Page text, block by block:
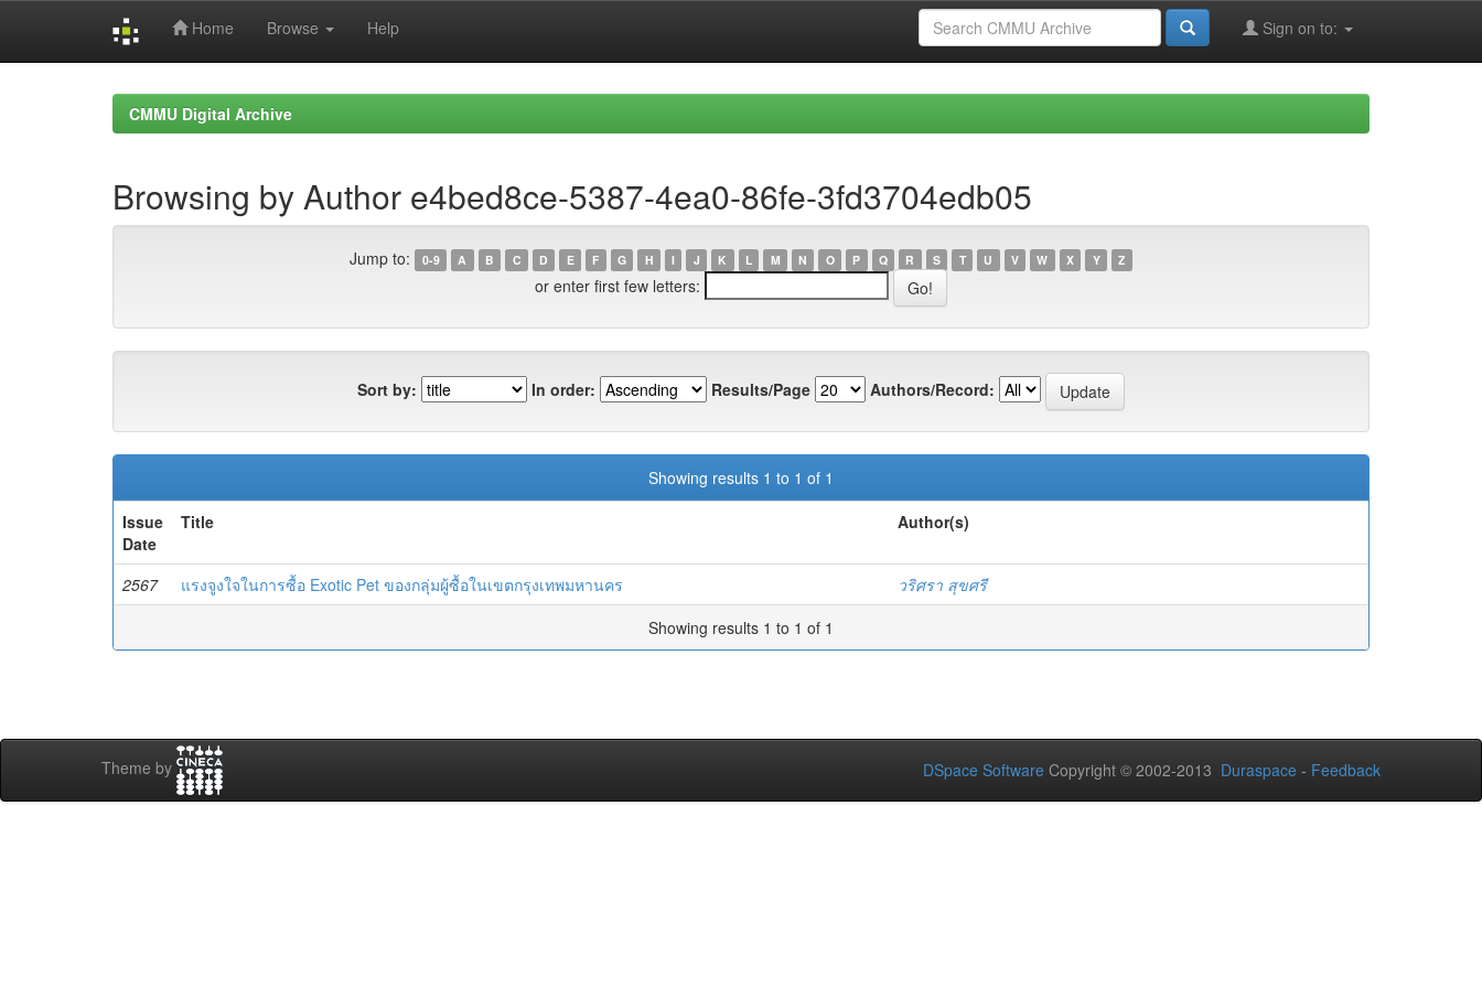
Home Browse Help Sign on to:
CMMU Digital Archive
Browsing by Author e4bed8ce-5387-4ea0-86fe-3fd3704edb05
Jump to: 0-9 A B C D E F G H I J K L M N O P Q R S T U V W X Y Z
or enter first few letters:
Sort by: In order: Results/Page Authors/Record:
Showing results 1 to 1 of 1
Issue
Date
Title Author(s)
2567 แรงจูงใจในการซื้อ Exotic Pet ของกลุ่มผู้ซื้อในเขตกรุงเทพมหานคร
วริศรา สุขศรี
Showing results 1 to 1 of 1
Theme by DSpace Software Copyright © 2002-2013 Duraspace - Feedback